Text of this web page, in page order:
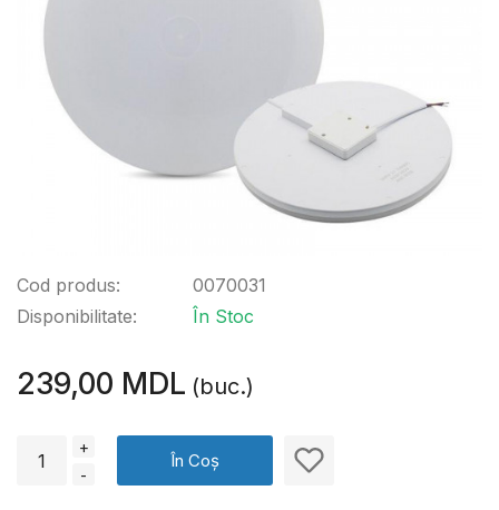
Cod produs:
Disponibilitate:
0070031
În Stoc
239,00 MDL (buc.)
+
-
În Coș